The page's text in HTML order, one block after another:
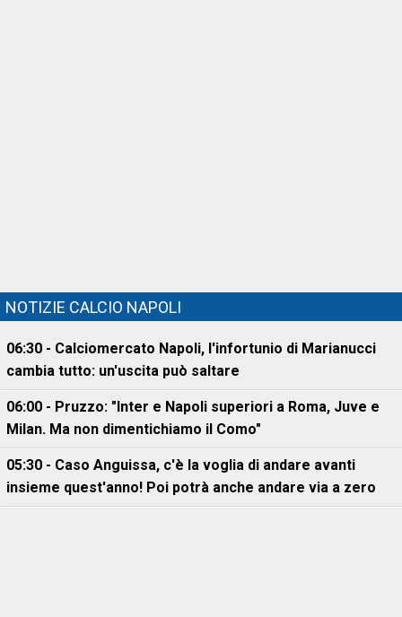
NOTIZIE CALCIO NAPOLI
06:30 - Calciomercato Napoli, l'infortunio di Marianucci
cambia tutto: un'uscita può saltare
06:00 - Pruzzo: "Inter e Napoli superiori a Roma, Juve e
Milan. Ma non dimentichiamo il Como"
05:30 - Caso Anguissa, c'è la voglia di andare avanti
insieme quest'anno! Poi potrà anche andare via a zero